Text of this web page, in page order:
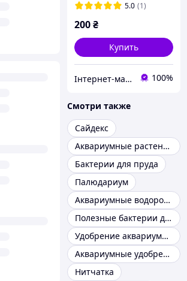
5.0 (1)
200₴
Купить
Інтернет-магазин "Aquahim Spiritol" 100%
Смотри также
Сайдекс
Аквариумные растения
Бактерии для пруда
Палюдариум
Аквариумные водоросли
Полезные бактерии для аквариума
Удобрение аквариумных растений
Аквариумные удобрения
Нитчатка